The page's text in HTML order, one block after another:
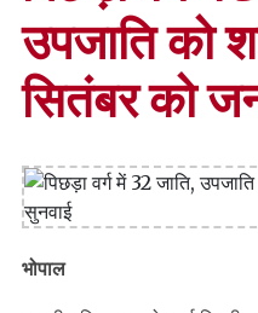
उपजाति को
सितंबर को
भोपाल